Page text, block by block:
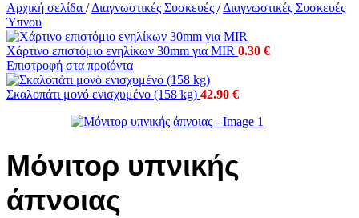
Αρχική σελίδα / Διαγνωστικές Συσκευές / Διαγνωστικές Συσκευές
Ύπνου
Χάρτινο επιστόμιο ενηλίκων 30mm για MIR 0.30 €
Επιστροφή στα προϊόντα
Σκαλοπάτι μονό ενισχυμένο (158 kg) 42.90 €
Μόνιτορ υπνικής
άπνοιας